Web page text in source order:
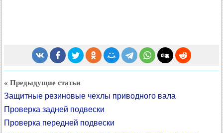
« Предыдущие статьи
Защитные резиновые чехлы приводного вала
Проверка задней подвески
Проверка передней подвески